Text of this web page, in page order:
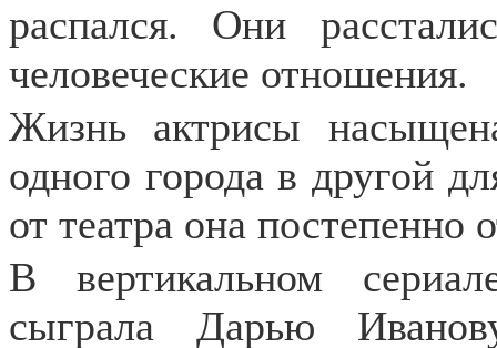
распался. Они
человеческие отношения.
Жизнь актрисы
одного города в другой
от театра она постепенно
В вертикальном
сыграла Дарью